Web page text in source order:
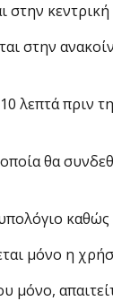
στην
στην
10 λεπτά
θα
καθώς
μόνο η
μόνο,